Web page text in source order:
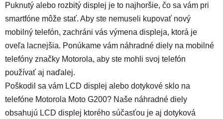
Puknutý alebo rozbitý displej je to najhoršie, čo sa vám pri
smartfóne môže stať. Aby ste nemuseli kupovať nový
mobilný telefón, zachráni vás výmena displeja, ktorá je
oveľa lacnejšia. Ponúkame vám náhradné diely na mobilné
telefóny značky Motorola, aby ste mohli svoj telefón
používať aj naďalej.
Poškodil sa vám LCD displej alebo dotykové sklo na
telefóne Motorola Moto G200? Naše náhradné diely
obsahujú LCD displej ktorého súčasťou je aj dotyková